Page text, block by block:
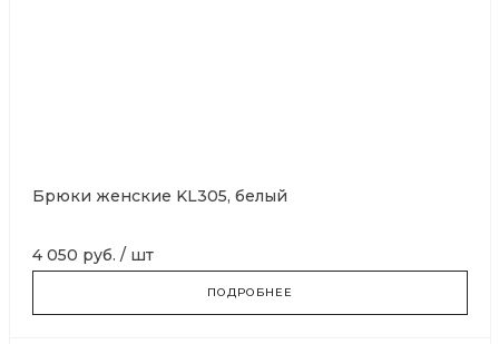
Брюки женские KL305, белый
4 050 руб. / шт
ПОДРОБНЕЕ